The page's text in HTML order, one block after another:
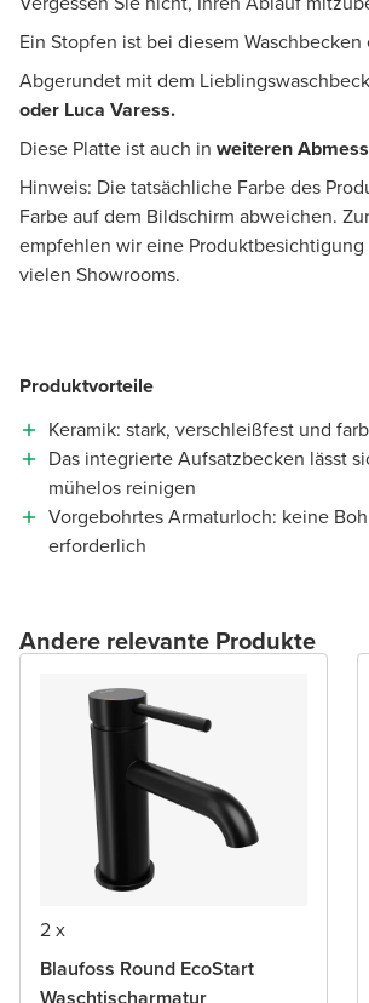
Ein Stopfen ist bei diesem
Abgerundet mit dem
oder Luca Varess.
Diese Platte ist auch in weiteren
Hinweis: Die tatsächliche Farbe des
Farbe auf dem Bildschirm abweichen.
empfehlen wir eine
vielen Showrooms.
Produktvorteile
Keramik: stark, verschleißfest und
Das integrierte Aufsatzbecken lässt
mühelos reinigen
Vorgebohrtes Armaturloch: keine
erforderlich
Andere relevante Produkte
2 x
Blaufoss Round EcoStart
Waschtischarmatur